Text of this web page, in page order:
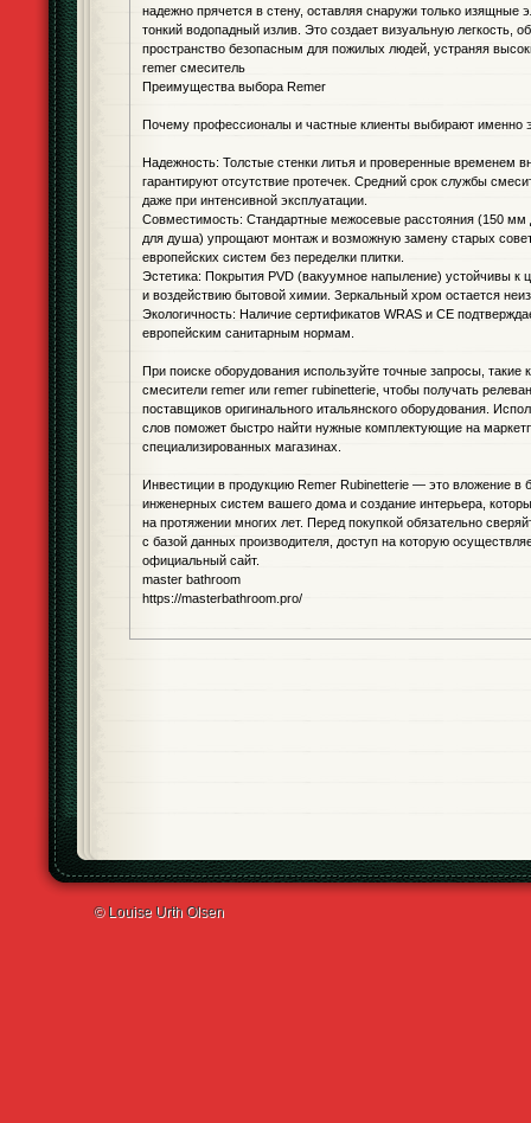
надежно прячется в стену, оставляя снаружи только изящные
тонкий водопадный излив. Это создает визуальную легкость,
пространство безопасным для пожилых людей, устраняя
remer смеситель
Преимущества выбора Remer
Почему профессионалы и частные клиенты выбирают именно
Надежность: Толстые стенки литья и проверенные временем
гарантируют отсутствие протечек. Средний срок службы
даже при интенсивной эксплуатации.
Совместимость: Стандартные межосевые расстояния (150 мм
для душа) упрощают монтаж и возможную замену старых
европейских систем без переделки плитки.
Эстетика: Покрытия PVD (вакуумное напыление) устойчивы к
и воздействию бытовой химии. Зеркальный хром остается
Экологичность: Наличие сертификатов WRAS и CE
европейским санитарным нормам.
При поиске оборудования используйте точные запросы, такие
смесители remer или remer rubinetterie, чтобы получать
поставщиков оригинального итальянского оборудования.
слов поможет быстро найти нужные комплектующие на
специализированных магазинах.
Инвестиции в продукцию Remer Rubinetterie — это вложение в
инженерных систем вашего дома и создание интерьера,
на протяжении многих лет. Перед покупкой обязательно
с базой данных производителя, доступ на которую
официальный сайт.
master bathroom
https://masterbathroom.pro/
© Louise Urth Olsen